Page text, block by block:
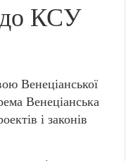
до КСУ
Венеціанської
Венеціанська
і законів